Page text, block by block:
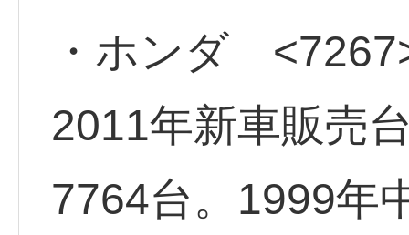
・ホンダ
2011年新車販売
7764台。1999年